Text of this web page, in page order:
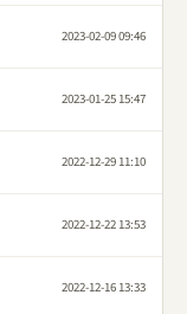
2023-02-09 09:46
2023-01-25 15:47
2022-12-29 11:10
2022-12-22 13:53
2022-12-16 13:33